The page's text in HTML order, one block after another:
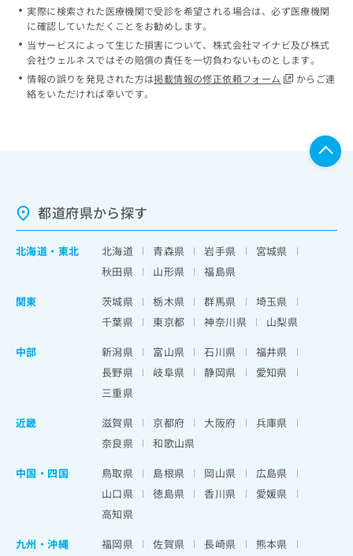
実際に検索された医療機関で受診を希望される場合は、必ず医療機関
に確認していただくことをお勧めします。
当サービスによって生じた損害について、株式会社マイナビ及び株式
会社ウェルネスではその賠償の責任を一切負わないものとします。
情報の誤りを発見された方は掲載情報の修正依頼フォーム
からご連
絡をいただければ幸いです。
都道府県から探す
北海道 ・ 東北 北海道 青森県 岩手県
宮城県
秋田県
山形県
福島県
関東
茨城県 栃木県 群馬県
埼玉県
千葉県
東京都 神奈川県
山梨県
中部
新潟県 富山県 石川県
福井県
長野県
岐阜県 静岡県
愛知県
三重県
近畿
滋賀県 京都府 大阪府
兵庫県
奈良県
和歌山県
中国・四国
鳥取県 島根県 岡山県
広島県
山口県
徳島県 香川県
愛媛県
高知県
九州・沖縄
福岡県 佐賀県 長崎県 熊本県